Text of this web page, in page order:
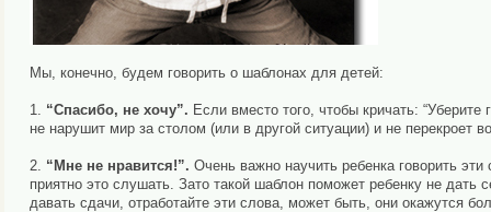
Мы, конечно, будем говорить о шаблонах для детей:
1. “Спасибо, не хочу”. Если вместо того, чтобы кричать:
не нарушит мир за столом (или в другой ситуации) и не перекроет
2. “Мне не нравится!”. Очень важно научить ребенка говорить
приятно это слушать. Зато такой шаблон поможет ребенку не
давать сдачи, отработайте эти слова, может быть, они окажутся